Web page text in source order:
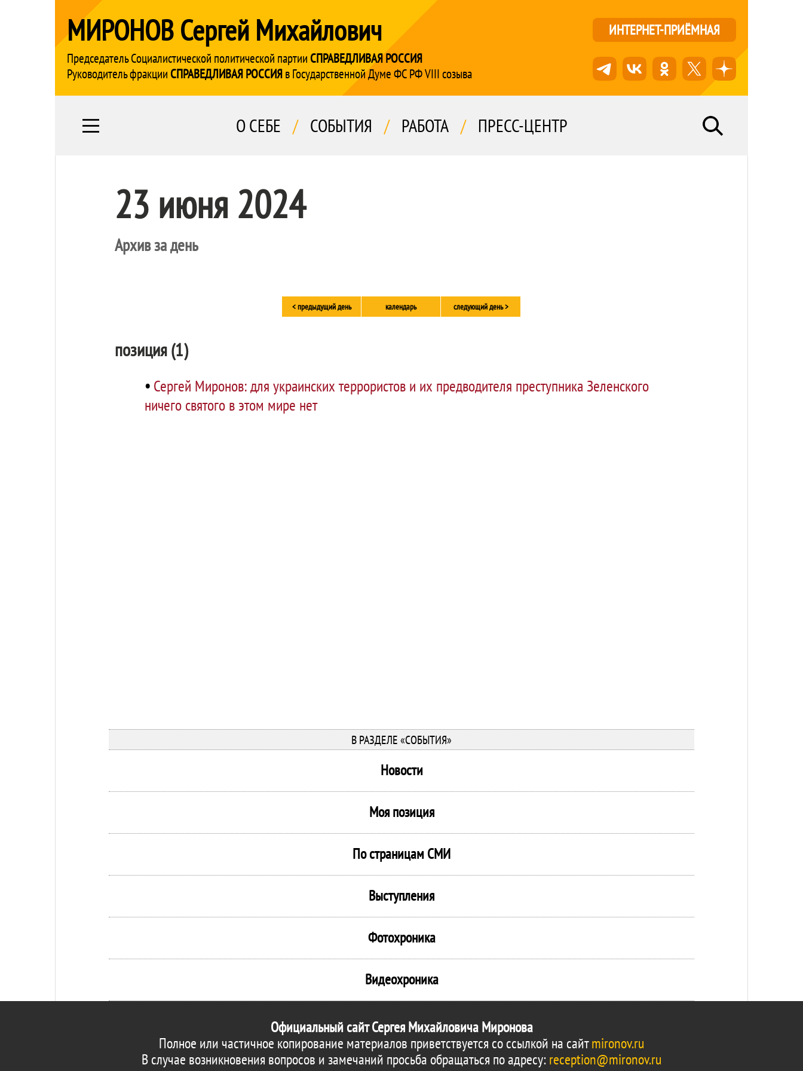
МИРОНОВ Сергей Михайлович
Председатель Социалистической политической партии СПРАВЕДЛИВАЯ РОССИЯ
Руководитель фракции СПРАВЕДЛИВАЯ РОССИЯв Государственной Думе ФС РФ VIII созыва
ИНТЕРНЕТ-ПРИЁМНАЯ
О СЕБЕ / СОБЫТИЯ / РАБОТА / ПРЕСС-ЦЕНТР
23 июня 2024
Архив за день
< предыдущий день календарь следующий день >
позиция (1)
• Сергей Миронов: для украинских террористов и их предводителя преступника Зеленского
ничего святого в этом мире нет
В РАЗДЕЛЕ «СОБЫТИЯ»
Новости
Моя позиция
По страницам СМИ
Выступления
Фотохроника
Видеохроника
Официальный сайт Сергея Михайловича Миронова
Полное или частичное копирование материалов приветствуется со ссылкой на сайтmironov.ru
В случае возникновения вопросов и замечаний просьба обращаться по адресу:reception@mironov.ru